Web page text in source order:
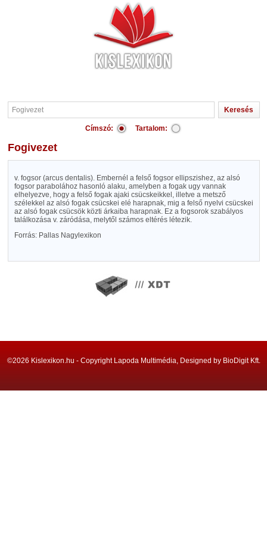
Címszó: Tartalom:
Fogivezet
v. fogsor (arcus dentalis). Embernél a felső fogsor ellipszishez, az alsó
fogsor parabolához hasonló alaku, amelyben a fogak ugy vannak
elhelyezve, hogy a felső fogak ajaki csücskeikkel, illetve a metsző
szélekkel az alsó fogak csücskei elé harapnak, mig a felső nyelvi csücskei
az alsó fogak csücsök közti árkaiba harapnak. Ez a fogsorok szabályos
találkozása v. záródása, melytől számos eltérés létezik.
Forrás: Pallas Nagylexikon
©2026 Kislexikon.hu - Copyright Lapoda Multimédia, Designed by BioDigit Kft.